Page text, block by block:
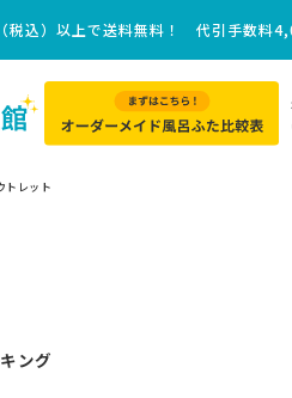
税込）以上で送料無料！ 代引手数料
トレット
ング